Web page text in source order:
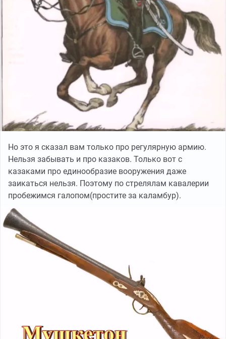
Но это я сказал вам только про регулярную армию.
Нельзя забывать и про казаков. Только вот с
казаками про единообразие вооружения даже
заикаться нельзя. Поэтому по стрелялам кавалерии
пробежимся галопом(простите за каламбур).